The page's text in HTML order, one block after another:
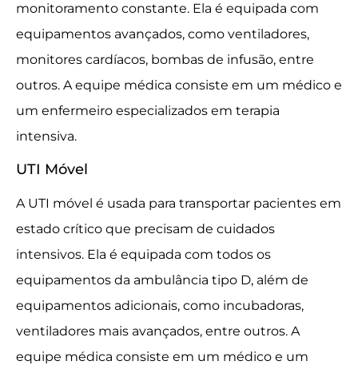
monitoramento constante. Ela é equipada com
equipamentos avançados, como ventiladores,
monitores cardíacos, bombas de infusão, entre
outros. A equipe médica consiste em um médico e
um enfermeiro especializados em terapia
intensiva.
UTI Móvel
A UTI móvel é usada para transportar pacientes em
estado crítico que precisam de cuidados
intensivos. Ela é equipada com todos os
equipamentos da ambulância tipo D, além de
equipamentos adicionais, como incubadoras,
ventiladores mais avançados, entre outros. A
equipe médica consiste em um médico e um